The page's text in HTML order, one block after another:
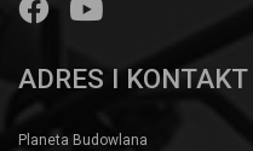
ADRES I KONTAKT
Planeta Budowlana